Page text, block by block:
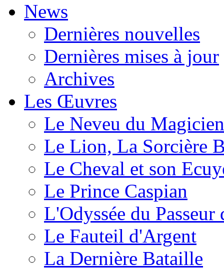
News
Dernières nouvelles
Dernières mises à jour
Archives
Les Œuvres
Le Neveu du Magicien
Le Lion, La Sorcière
Le Cheval et son
Le Prince Caspian
L'Odyssée du
Le Fauteil d'Argent
La Dernière Bataille